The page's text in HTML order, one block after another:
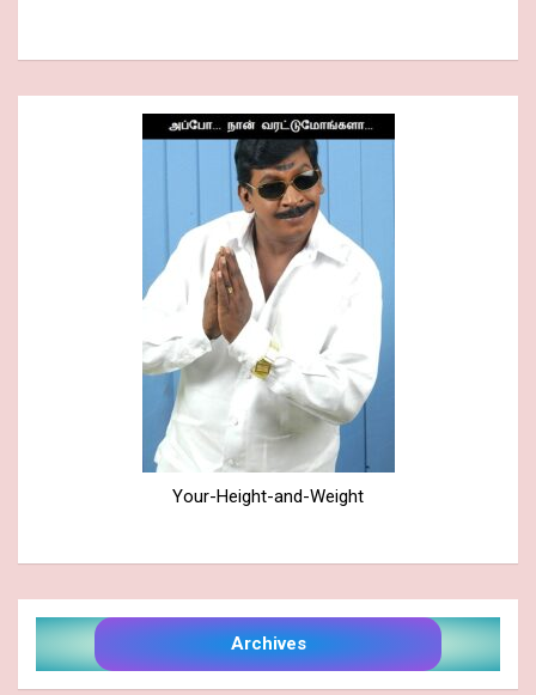
Your-Height-and-Weight
Archives